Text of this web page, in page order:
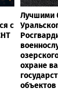
с
Лучшими
охране
объектов